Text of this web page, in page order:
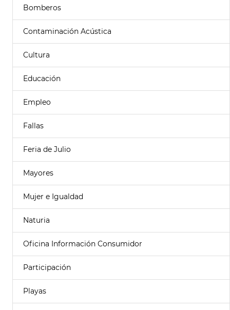
Bomberos
Contaminación Acústica
Cultura
Educación
Empleo
Fallas
Feria de Julio
Mayores
Mujer e Igualdad
Naturia
Oficina Información Consumidor
Participación
Playas